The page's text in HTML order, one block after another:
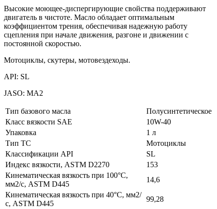
Высокие моющее-диспергирующие свойства поддерживают
двигатель в чистоте. Масло обладает оптимальным
коэффициентом трения, обеспечивая надежную работу
сцепления при начале движения, разгоне и движении с
постоянной скоростью.
Мотоциклы, скутеры, мотовездеходы.
API: SL
JASO: MA2
Тип базового масла
Полусинтетическое
Класс вязкости SAE
10W-40
Упаковка
1 л
Тип ТС
Мотоциклы
Классификации API
SL
Индекс вязкости, ASTM D2270
153
Кинематическая вязкость при 100°C,
мм2/с, ASTM D445
14,6
Кинематическая вязкость при 40°C, мм2/
с, ASTM D445
99,28